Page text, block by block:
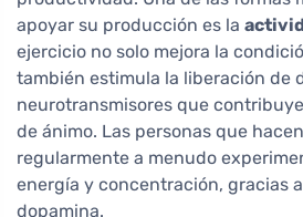
apoyar su producción es la
ejercicio no solo mejora la
también estimula la liberación de
neurotransmisores que
de ánimo. Las personas que
regularmente a menudo
energía y concentración, gracias
dopamina.